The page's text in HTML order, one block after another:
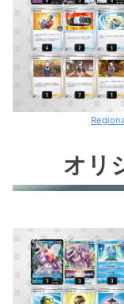
オリ